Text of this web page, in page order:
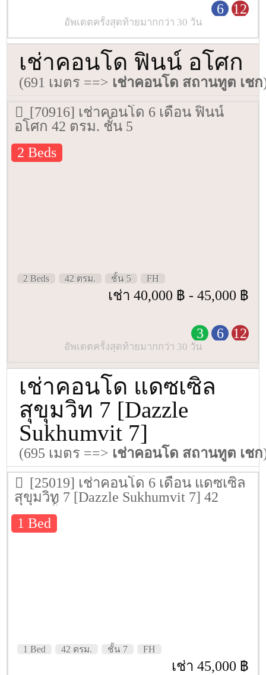
6
12
อัพเดตครั้งสุดท้ายมากกว่า 30 วัน
เช่าคอนโด ฟินน์ อโศก
(691 เมตร ==> เช่าคอนโด สถานทูต เชก
[70916] เช่าคอนโด 6 เดือน ฟินน์
อโศก 42 ตรม. ชั้น 5
2 Beds
2 Beds 42 ตรม. ชั้น 5 FH
เช่า 40,000 ฿ - 45,000 ฿
3 6 12
อัพเดตครั้งสุดท้ายมากกว่า 30 วัน
เช่าคอนโด แดซเซิล
สุขุมวิท 7 [Dazzle
Sukhumvit 7]
(695 เมตร ==> เช่าคอนโด สถานทูต เชก
[25019] เช่าคอนโด 6 เดือน แดซเซิล
สุขุมวิท 7 [Dazzle Sukhumvit 7] 42
ตรม. ชั้น 7
1 Bed
1 Bed 42 ตรม. ชั้น 7 FH
เช่า 45,000 ฿